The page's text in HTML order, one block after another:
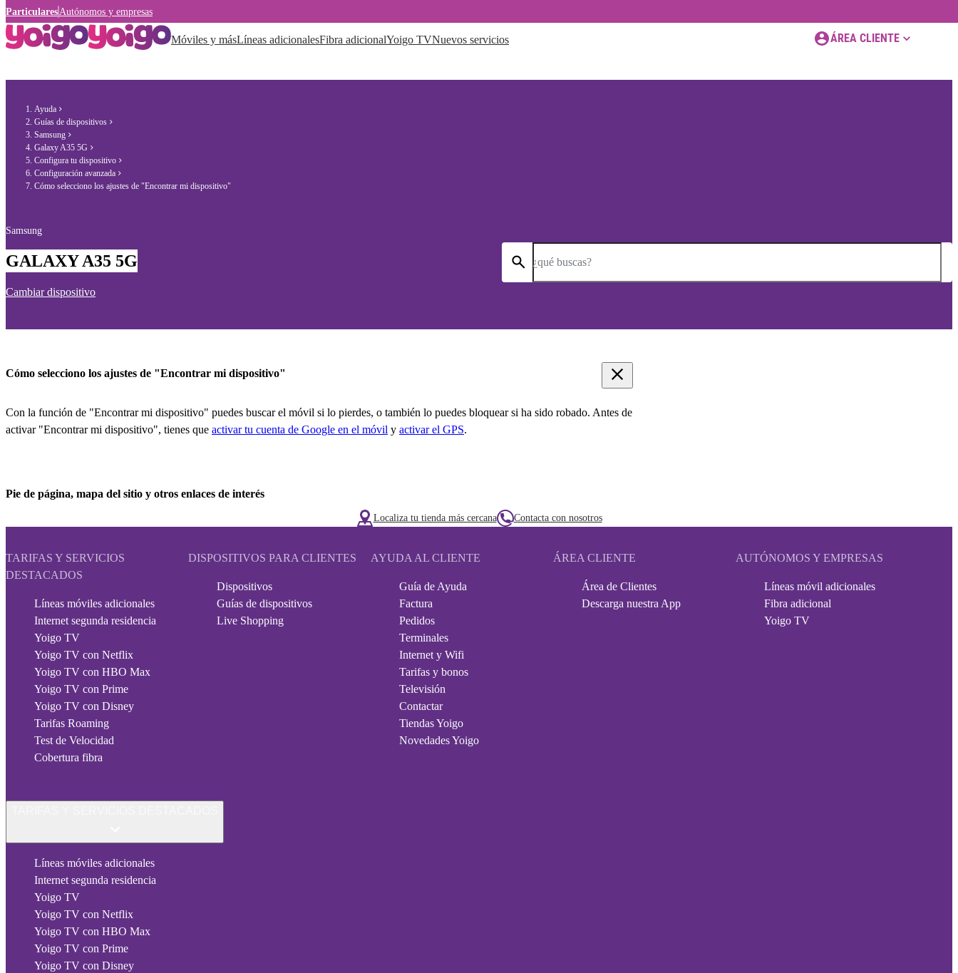
Particulares Autónomos y empresas
Móviles y másLíneas adicionalesFibra adicionalYoigo TVNuevos servicios ÁREA CLIENTE
Ayuda
Guías de dispositivos
Samsung
Galaxy A35 5G
Configura tu dispositivo
Configuración avanzada
Cómo selecciono los ajustes de "Encontrar mi dispositivo"
Samsung
GALAXY A35 5G
Cambiar dispositivo
¿qué buscas?
Cómo selecciono los ajustes de "Encontrar mi dispositivo"
Con la función de "Encontrar mi dispositivo" puedes buscar el móvil si lo pierdes, o también lo puedes bloquear si ha sido robado. Antes de
activar "Encontrar mi dispositivo", tienes que activar tu cuenta de Google en el móvil y activar el GPS.
Pie de página, mapa del sitio y otros enlaces de interés
Localiza tu tienda más cercana Contacta con nosotros
TARIFAS Y SERVICIOS
DESTACADOS
Líneas móviles adicionales
Internet segunda residencia
Yoigo TV
Yoigo TV con Netflix
Yoigo TV con HBO Max
Yoigo TV con Prime
Yoigo TV con Disney
Tarifas Roaming
Test de Velocidad
Cobertura fibra
DISPOSITIVOS PARA CLIENTES
Dispositivos
Guías de dispositivos
Live Shopping
AYUDA AL CLIENTE
Guía de Ayuda
Factura
Pedidos
Terminales
Internet y Wifi
Tarifas y bonos
Televisión
Contactar
Tiendas Yoigo
Novedades Yoigo
ÁREA CLIENTE
Área de Clientes
Descarga nuestra App
AUTÓNOMOS Y EMPRESAS
Líneas móvil adicionales
Fibra adicional
Yoigo TV
Líneas móviles adicionales
Internet segunda residencia
Yoigo TV
Yoigo TV con Netflix
Yoigo TV con HBO Max
Yoigo TV con Prime
Yoigo TV con Disney